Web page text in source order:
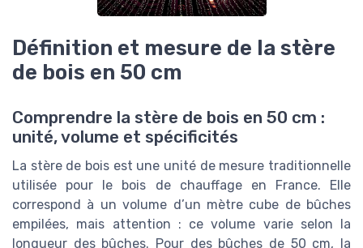
Définition et mesure de la stère
de bois en 50 cm
Comprendre la stère de bois en 50 cm :
unité, volume et spécificités
La stère de bois est une unité de mesure traditionnelle
utilisée pour le bois de chauffage en France. Elle
correspond à un volume d’un mètre cube de bûches
empilées, mais attention : ce volume varie selon la
longueur des bûches. Pour des bûches de 50 cm, la